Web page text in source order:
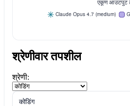
श्रेणीवार तपशील
श्रेणी:
कोडिंग